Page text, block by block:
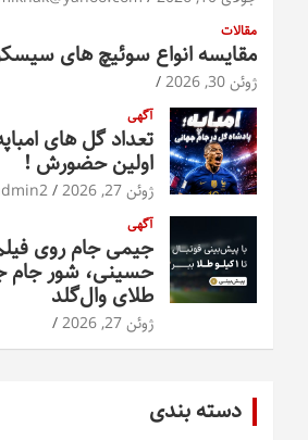
مقالات
مقایسه انواع سوئیچ های سیسکو
ژوئن 30, 2026
آگهی
تعداد گل های
اولین حضورش !
ژوئن 27, 2026
آگهی
جیمی جام روی
حسینی، شور جام
طلای وال‌گلد
ژوئن 27, 2026
دسته بندی